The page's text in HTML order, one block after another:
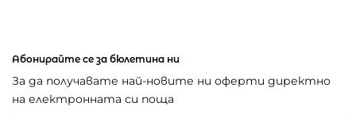
Абонирайте се за бюлетина ни
За да получавате най-новите ни оферти директно
на електронната си поща